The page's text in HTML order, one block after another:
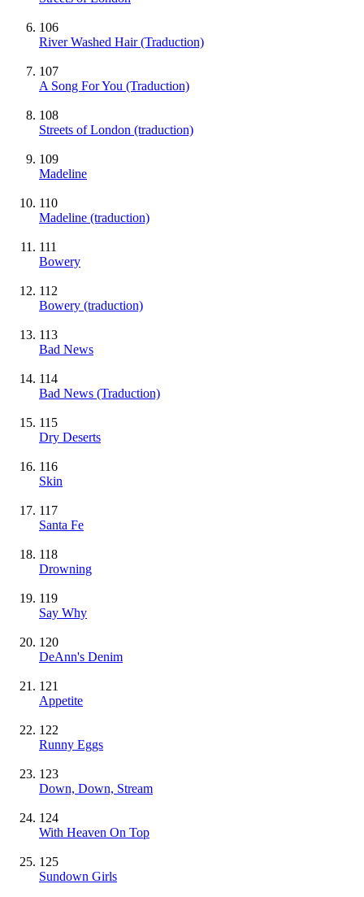
106
River Washed Hair (Traduction)
107
A Song For You (Traduction)
108
Streets of London (traduction)
109
Madeline
110
Madeline (traduction)
111
Bowery
112
Bowery (traduction)
113
Bad News
114
Bad News (Traduction)
115
Dry Deserts
116
Skin
117
Santa Fe
118
Drowning
119
Say Why
120
DeAnn's Denim
121
Appetite
122
Runny Eggs
123
Down, Down, Stream
124
With Heaven On Top
125
Sundown Girls